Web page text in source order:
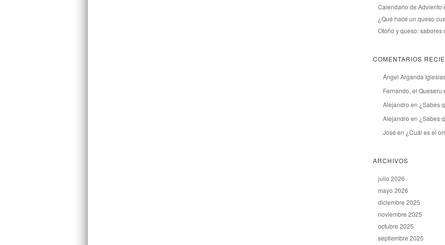
Calendario de Adviento
¿Qué hace un queso
Otoño y queso: sabores
COMENTARIOS
Ángel Arganda
Fernando, el Queseru
Alejandro en ¿Sabes
Alejandro en ¿Sabes
José en ¿Cuál es el
ARCHIVOS
julio 2026
mayo 2026
diciembre 2025
noviembre 2025
octubre 2025
septiembre 2025